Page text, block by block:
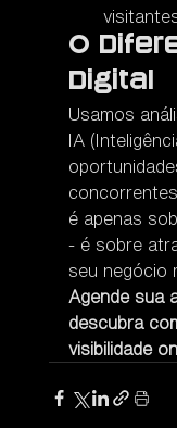
O
Digital
Usamos
IA
é apenas
- é sobre
seu negócio
Agende sua
descubra
visibilidade